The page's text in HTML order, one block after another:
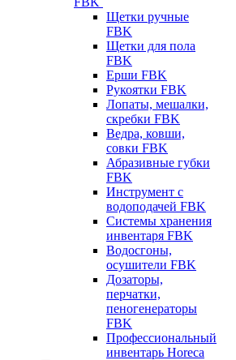
Щетки ручные
FBK
Щетки для пола
FBK
Ерши FBK
Рукоятки FBK
Лопаты, мешалки,
скребки FBK
Ведра, ковши,
совки FBK
Абразивные губки
FBK
Инструмент с
водоподачей FBK
Системы хранения
инвентаря FBK
Водосгоны,
осушители FBK
Дозаторы,
перчатки,
пеногенераторы
FBK
Профессиональный
инвентарь Horeca